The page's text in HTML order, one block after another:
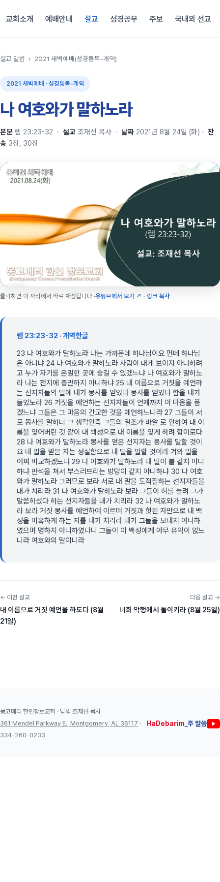
교회소개 예배안내 설교 성경공부 주보 국내외 선교
설교 말씀 › 2021 새벽예배(성경통독-개역)
2021 새벽예배 · 성경통독-개역
나 여호와가 말하노라
본문 렘 23:23-32 · 설교 조재선 목사 · 날짜 2021년 8월 24일 (화) · 찬
송 3장, 30장
클릭하면 이 자리에서 바로 재생됩니다 ·유튜브에서 보기 ↗ · 링크 복사
렘 23:23-32 · 개역한글
23 나 여호와가 말하노라 나는 가까운데 하나님이요 먼데 하나님
은 아니냐 24 나 여호와가 말하노라 사람이 내게 보이지 아니하려
고 누가 자기를 은밀한 곳에 숨길 수 있겠느냐 나 여호와가 말하노
라 나는 천지에 충만하지 아니하냐 25 내 이름으로 거짓을 예언하
는 선지자들의 말에 내가 몽사를 얻었다 몽사를 얻었다 함을 내가
들었노라 26 거짓을 예언하는 선지자들이 언제까지 이 마음을 품
겠느냐 그들은 그 마음의 간교한 것을 예언하느니라 27 그들이 서
로 몽사를 말하니 그 생각인즉 그들의 열조가 바알 로 인하여 내 이
름을 잊어버린 것 같이 내 백성으로 내 이름을 잊게 하려 함이로다
28 나 여호와가 말하노라 몽사를 얻은 선지자는 몽사를 말할 것이
요 내 말을 받은 자는 성실함으로 내 말을 말할 것이라 겨와 밀을
어찌 비교하겠느냐 29 나 여호와가 말하노라 내 말이 불 같지 아니
하냐 반석을 쳐서 부스러뜨리는 방망이 같지 아니하냐 30 나 여호
와가 말하노라 그러므로 보라 서로 내 말을 도적질하는 선지자들을
내가 치리라 31 나 여호와가 말하노라 보라 그들이 혀를 놀려 그가
말씀하셨다 하는 선지자들을 내가 치리라 32 나 여호와가 말하노
라 보라 거짓 몽사를 예언하여 이르며 거짓과 헛된 자만으로 내 백
성을 미혹하게 하는 자를 내가 치리라 내가 그들을 보내지 아니하
였으며 명하지 아니하였나니 그들이 이 백성에게 아무 유익이 없느
니라 여호와의 말이니라
← 이전 설교
내 이름으로 거짓 예언을 하도다 (8월
21일)
다음 설교 →
너희 악행에서 돌이키라 (8월 25일)
몽고메리 한인장로교회 · 담임 조재선 목사
361 Mendel Parkway E., Montgomery, AL 36117 ·
334-260-0233
HaDebarim _주 말씀